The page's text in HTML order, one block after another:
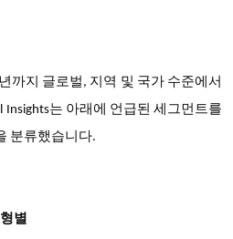
까지 글로벌, 지역 및 국가 수준에서
Insights는 아래에 언급된 세그먼트를
분류했습니다.
별